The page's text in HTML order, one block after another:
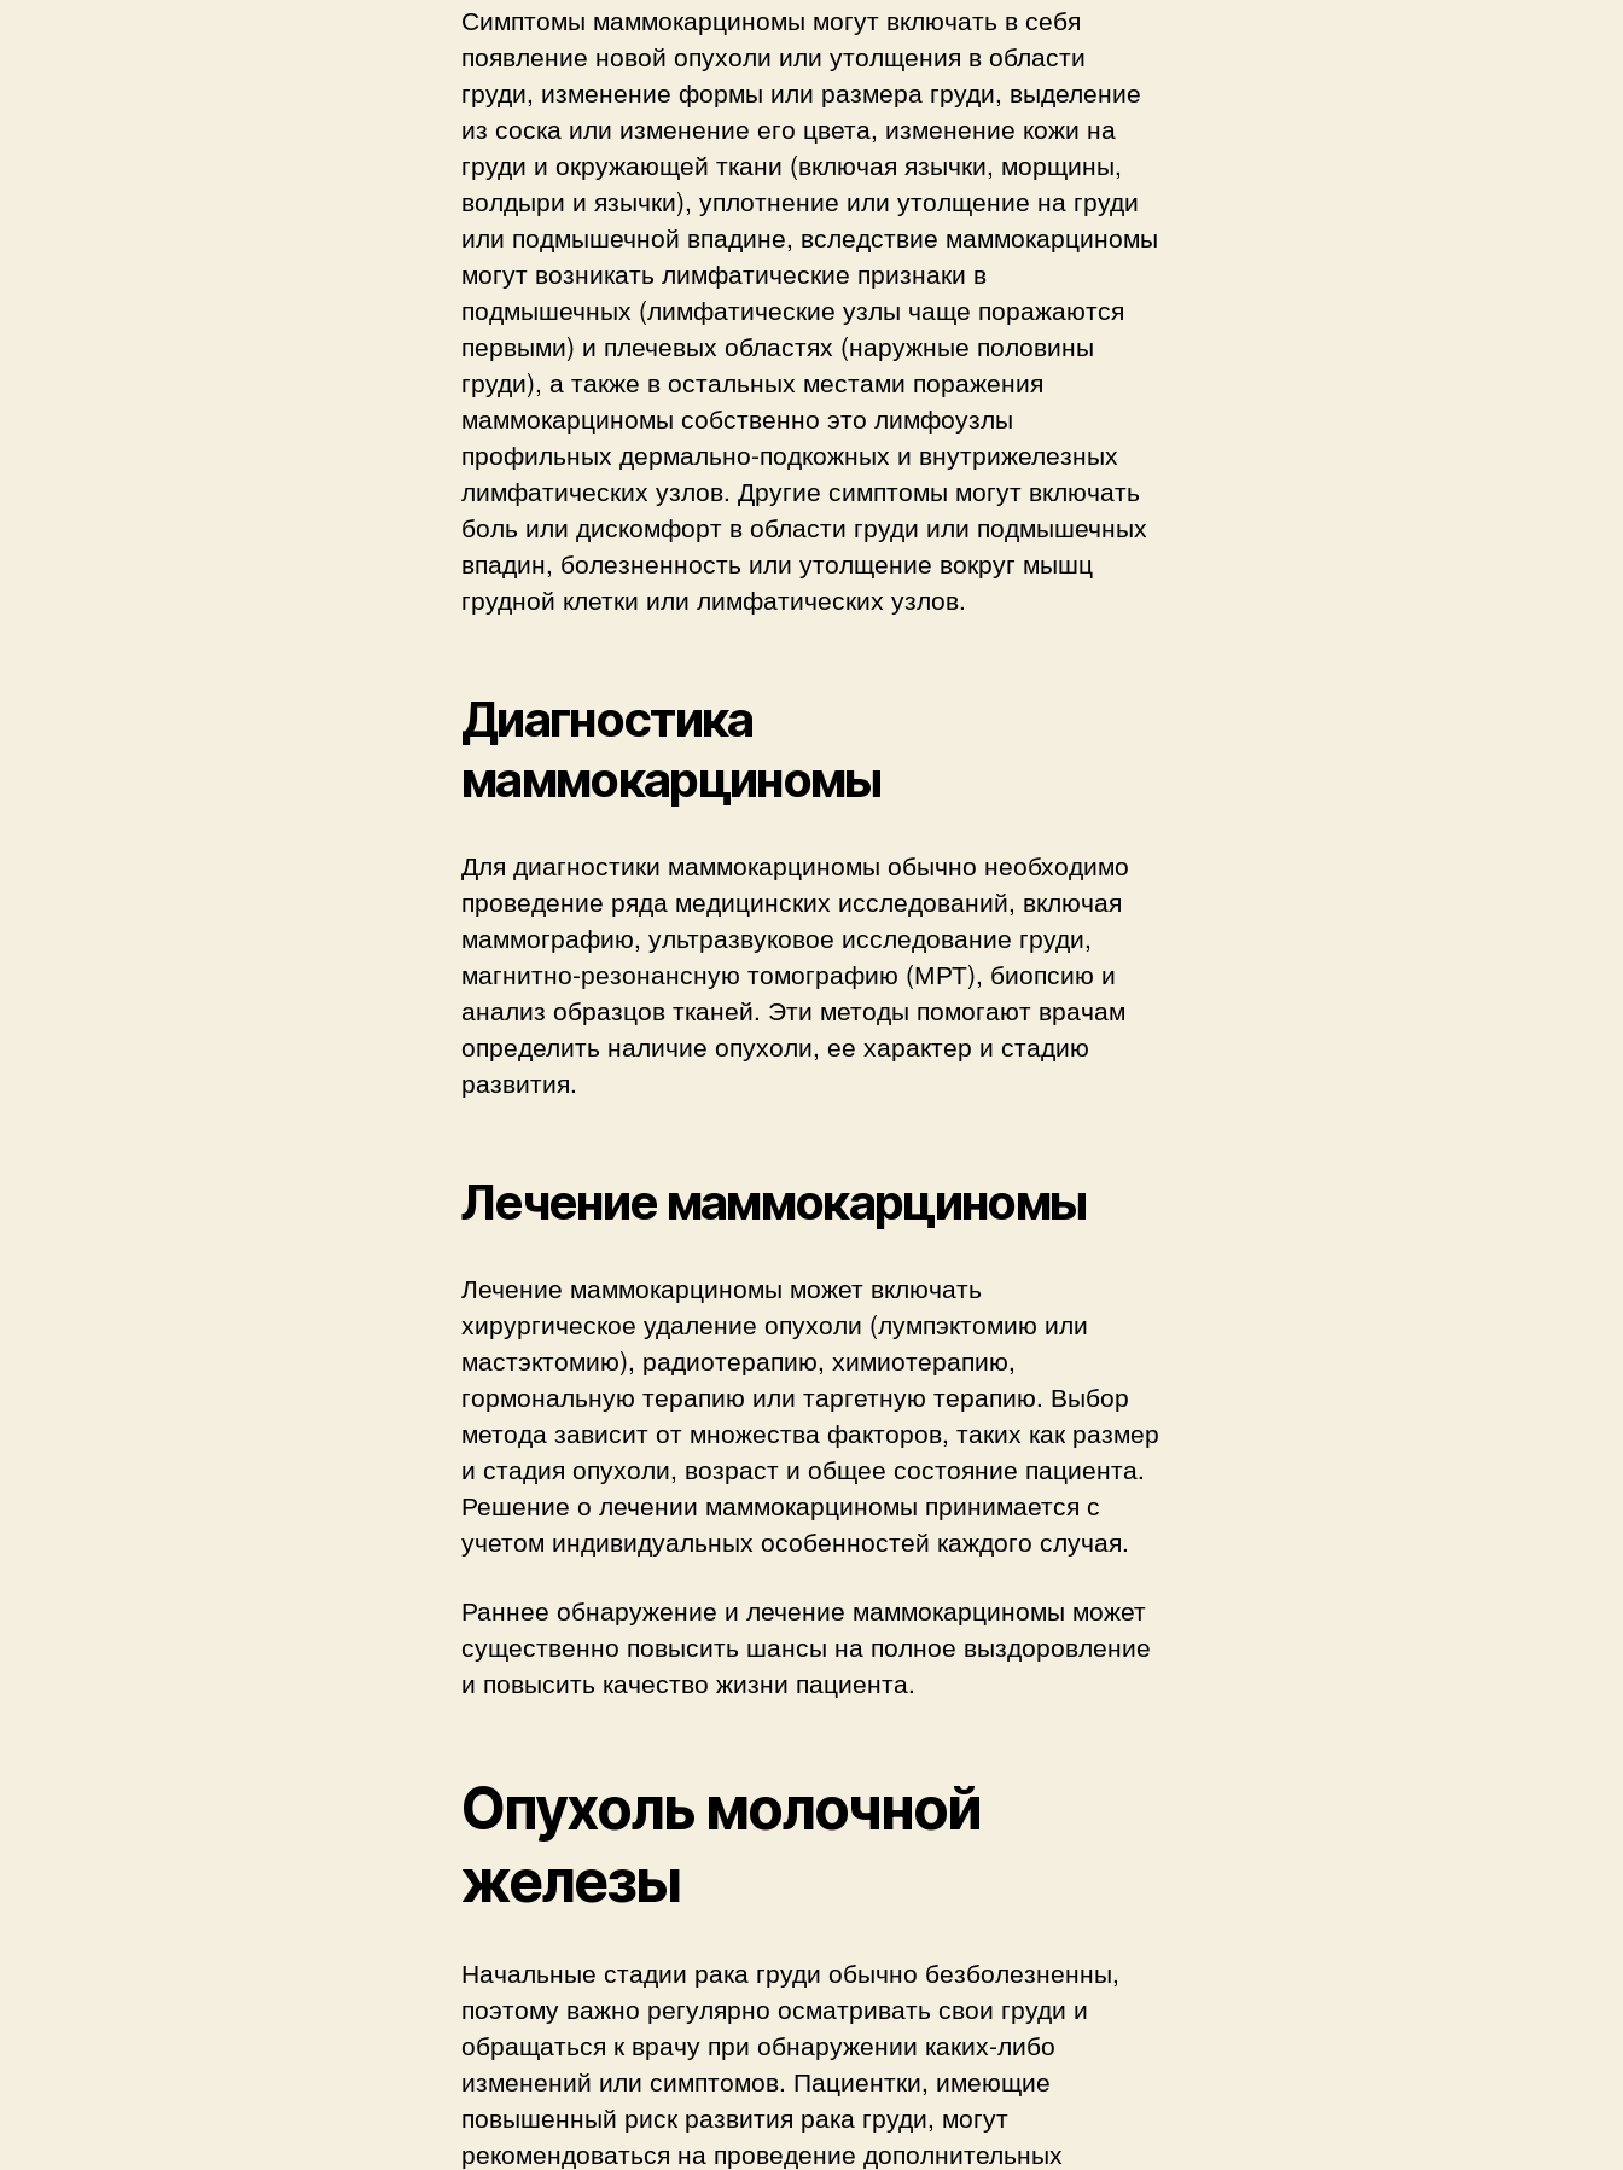
Симптомы маммокарциномы могут включать в себя
появление новой опухоли или утолщения в области
груди, изменение формы или размера груди, выделение
из соска или изменение его цвета, изменение кожи на
груди и окружающей ткани (включая язычки, морщины,
волдыри и язычки), уплотнение или утолщение на груди
или подмышечной впадине, вследствие маммокарциномы
могут возникать лимфатические признаки в
подмышечных (лимфатические узлы чаще поражаются
первыми) и плечевых областях (наружные половины
груди), а также в остальных местами поражения
маммокарциномы собственно это лимфоузлы
профильных дермально-подкожных и внутрижелезных
лимфатических узлов. Другие симптомы могут включать
боль или дискомфорт в области груди или подмышечных
впадин, болезненность или утолщение вокруг мышц
грудной клетки или лимфатических узлов.
Диагностика
маммокарциномы
Для диагностики маммокарциномы обычно необходимо
проведение ряда медицинских исследований, включая
маммографию, ультразвуковое исследование груди,
магнитно-резонансную томографию (МРТ), биопсию и
анализ образцов тканей. Эти методы помогают врачам
определить наличие опухоли, ее характер и стадию
развития.
Лечение маммокарциномы
Лечение маммокарциномы может включать
хирургическое удаление опухоли (лумпэктомию или
мастэктомию), радиотерапию, химиотерапию,
гормональную терапию или таргетную терапию. Выбор
метода зависит от множества факторов, таких как размер
и стадия опухоли, возраст и общее состояние пациента.
Решение о лечении маммокарциномы принимается с
учетом индивидуальных особенностей каждого случая.
Раннее обнаружение и лечение маммокарциномы может
существенно повысить шансы на полное выздоровление
и повысить качество жизни пациента.
Опухоль молочной
железы
Начальные стадии рака груди обычно безболезненны,
поэтому важно регулярно осматривать свои груди и
обращаться к врачу при обнаружении каких-либо
изменений или симптомов. Пациентки, имеющие
повышенный риск развития рака груди, могут
рекомендоваться на проведение дополнительных